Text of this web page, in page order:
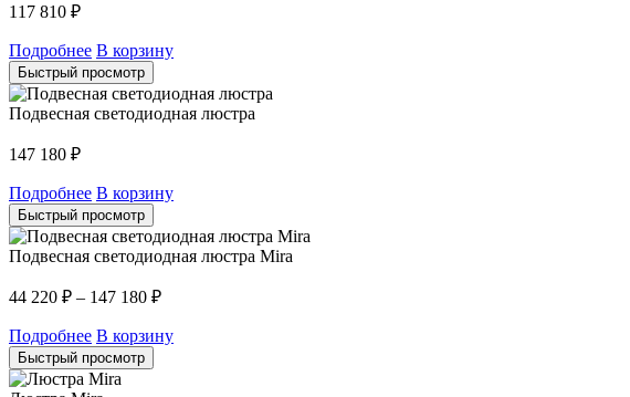
117 810 ₽
Подробнее В корзину
Быстрый просмотр
Подвесная светодиодная люстра
147 180 ₽
Подробнее В корзину
Быстрый просмотр
Подвесная светодиодная люстра Mira
44 220 ₽ – 147 180 ₽
Подробнее В корзину
Быстрый просмотр